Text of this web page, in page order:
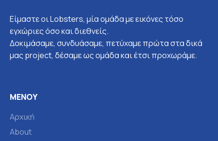
o
k
-
f
r
a
m
Είμαστε οι Lobsters, μία ομάδα με εικόνες τόσο
εγχώριες όσο και διεθνείς.
Δοκιμάσαμε, συνδυάσαμε, πετύχαμε πρώτα στα δικά
μας project, δέσαμε ως ομάδα και έτσι προχωράμε.
ΜΕΝΟΎ
Αρχική
About